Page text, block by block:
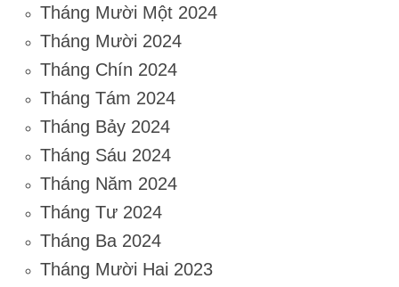
Tháng Mười Một 2024
Tháng Mười 2024
Tháng Chín 2024
Tháng Tám 2024
Tháng Bảy 2024
Tháng Sáu 2024
Tháng Năm 2024
Tháng Tư 2024
Tháng Ba 2024
Tháng Mười Hai 2023